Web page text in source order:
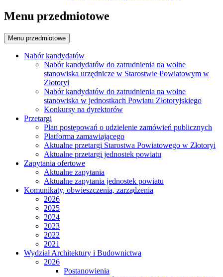
Menu przedmiotowe
Menu przedmiotowe
Nabór kandydatów
Nabór kandydatów do zatrudnienia na wolne
stanowiska urzędnicze w Starostwie Powiatowym w
Złotoryi
Nabór kandydatów do zatrudnienia na wolne
stanowiska w jednostkach Powiatu Złotoryjskiego
Konkursy na dyrektorów
Przetargi
Plan postępowań o udzielenie zamówień publicznych
Platforma zamawiającego
Aktualne przetargi Starostwa Powiatowego w Złotoryi
Aktualne przetargi jednostek powiatu
Zapytania ofertowe
Aktualne zapytania
Aktualne zapytania jednostek powiatu
Komunikaty, obwieszczenia, zarządzenia
2026
2025
2024
2023
2022
2021
Wydział Architektury i Budownictwa
2026
Postanowienia